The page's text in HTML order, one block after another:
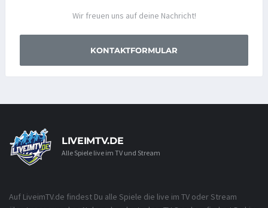
Wir freuen uns auf deine Nachricht!
KONTAKTFORMULAR
LIVEIMTV.DE
Alle Spiele live im TV und Stream
Auf LiveimTV.de findest Du alle Spiele die live im TV oder Stream